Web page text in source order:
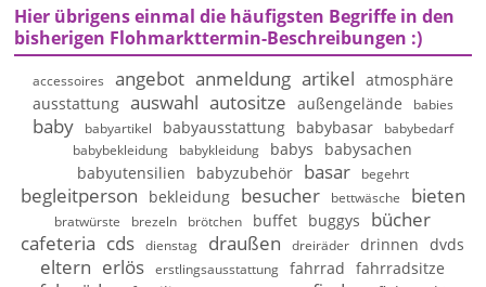
Hier übrigens einmal die häufigsten Begriffe in den
bisherigen Flohmarkttermin-Beschreibungen :)
accessoires angebot anmeldung artikel atmosphäre
ausstattung auswahl autositze außengelände babies
baby babyartikel babyausstattung babybasar
babybedarf
babybekleidung
babykleidung babys
babysachen
babyutensilien
babyzubehör basar begehrt
begleitperson bekleidung besucher bettwäsche bieten
bratwürste brezeln brötchen buffet buggys
bücher
cafeteria cds dienstag draußen dreiräder drinnen dvds
eltern erlös erstlingsausstattung fahrrad fahrradsitze